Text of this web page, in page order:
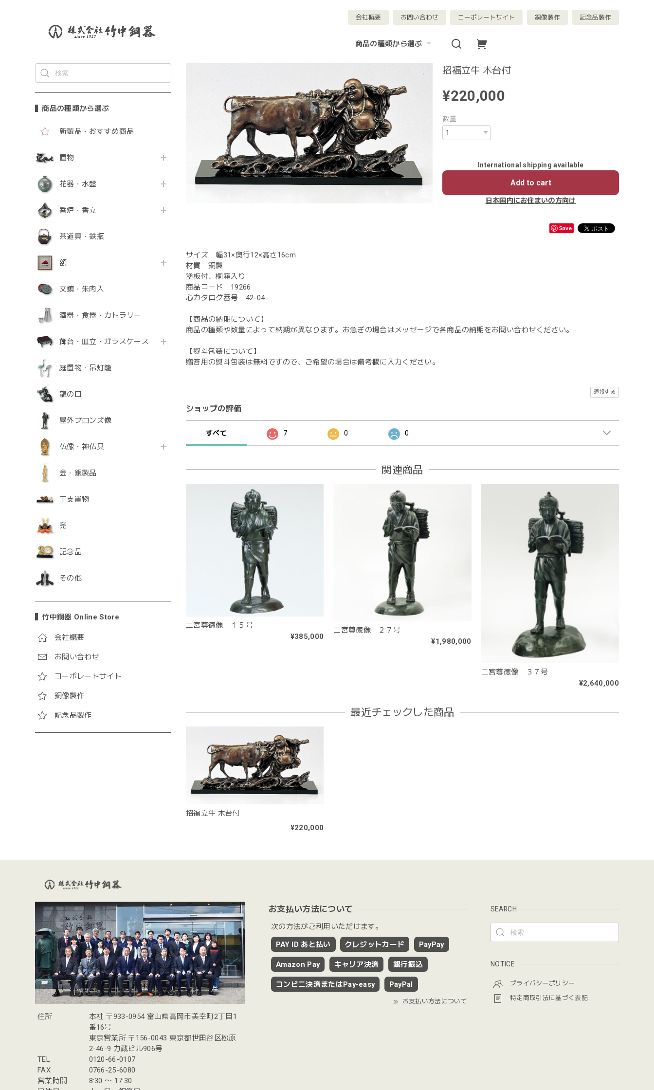
会社概要 お問い合わせ コーポレートサイト 銅像製作 記念品製作
商品の種類から選ぶ
商品の種類から選ぶ
新製品・おすすめ商品
置物
花器・水盤
香炉・香立
茶道具・鉄瓶
額
文鎮・朱肉入
酒器・食器・カトラリー
飾台・皿立・ガラスケース
庭置物・吊灯籠
龍の口
屋外ブロンズ像
仏像・神仏具
金・銀製品
干支置物
兜
記念品
その他
竹中銅器 Online Store
会社概要
お問い合わせ
コーポレートサイト
銅像製作
記念品製作
招福立牛 木台付
¥220,000
数量
International shipping available
Add to cart
日本国内にお住まいの方向け
Save
サイズ 幅31×奥行12×高さ16cm
材質 銅製
塗板付、桐箱入り
商品コード 19266
心カタログ番号 42-04
【商品の納期について】
商品の種類や数量によって納期が異なります。お急ぎの場合はメッセージで各商品の納期をお問い合わせください。
【熨斗包装について】
贈答用の熨斗包装は無料ですので、ご希望の場合は備考欄に入力ください。
通報する
ショップの評価
すべて 7 0 0
関連商品
二宮尊徳像 １５号
¥385,000
二宮尊徳像 ２７号
¥1,980,000
二宮尊徳像 ３７号
¥2,640,000
最近チェックした商品
招福立牛 木台付
¥220,000
住所
本社 〒933-0954 富山県高岡市美幸町2丁目1
番16号
東京営業所 〒156-0043 東京都世田谷区松原
2-46-9 力蔵ビル906号
TEL
0120-66-0107
FAX
0766-25-6080
営業時間
8:30 〜 17:30
お支払い方法について
次の方法がご利用いただけます。
PAY ID あと払い クレジットカード PayPay
Amazon Pay キャリア決済 銀行振込
コンビニ決済またはPay-easy PayPal
お支払い方法について
SEARCH
NOTICE
プライバシーポリシー
特定商取引法に基づく表記